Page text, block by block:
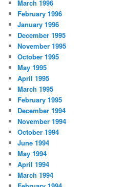
March 1996
February 1996
January 1996
December 1995
November 1995
October 1995
May 1995
April 1995
March 1995
February 1995
December 1994
November 1994
October 1994
June 1994
May 1994
April 1994
March 1994